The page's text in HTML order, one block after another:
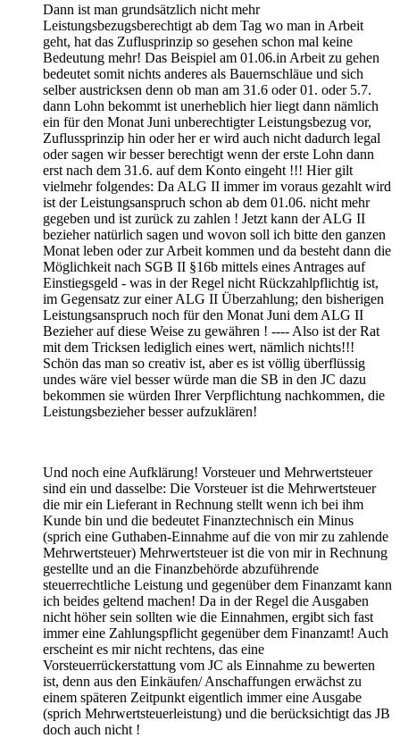
Dann ist man grundsätzlich nicht mehr
Leistungsbezugsberechtigt ab dem Tag wo man in Arbeit
geht, hat das Zuflusprinzip so gesehen schon mal keine
Bedeutung mehr! Das Beispiel am 01.06.in Arbeit zu gehen
bedeutet somit nichts anderes als Bauernschläue und sich
selber austricksen denn ob man am 31.6 oder 01. oder 5.7.
dann Lohn bekommt ist unerheblich hier liegt dann nämlich
ein für den Monat Juni unberechtigter Leistungsbezug vor,
Zuflussprinzip hin oder her er wird auch nicht dadurch legal
oder sagen wir besser berechtigt wenn der erste Lohn dann
erst nach dem 31.6. auf dem Konto eingeht !!! Hier gilt
vielmehr folgendes: Da ALG II immer im voraus gezahlt wird
ist der Leistungsanspruch schon ab dem 01.06. nicht mehr
gegeben und ist zurück zu zahlen ! Jetzt kann der ALG II
bezieher natürlich sagen und wovon soll ich bitte den ganzen
Monat leben oder zur Arbeit kommen und da besteht dann die
Möglichkeit nach SGB II §16b mittels eines Antrages auf
Einstiegsgeld - was in der Regel nicht Rückzahlpflichtig ist,
im Gegensatz zur einer ALG II Überzahlung; den bisherigen
Leistungsanspruch noch für den Monat Juni dem ALG II
Bezieher auf diese Weise zu gewähren ! ---- Also ist der Rat
mit dem Tricksen lediglich eines wert, nämlich nichts!!!
Schön das man so creativ ist, aber es ist völlig überflüssig
undes wäre viel besser würde man die SB in den JC dazu
bekommen sie würden Ihrer Verpflichtung nachkommen, die
Leistungsbezieher besser aufzuklären!
Und noch eine Aufklärung! Vorsteuer und Mehrwertsteuer
sind ein und dasselbe: Die Vorsteuer ist die Mehrwertsteuer
die mir ein Lieferant in Rechnung stellt wenn ich bei ihm
Kunde bin und die bedeutet Finanztechnisch ein Minus
(sprich eine Guthaben-Einnahme auf die von mir zu zahlende
Mehrwertsteuer) Mehrwertsteuer ist die von mir in Rechnung
gestellte und an die Finanzbehörde abzuführende
steuerrechtliche Leistung und gegenüber dem Finanzamt kann
ich beides geltend machen! Da in der Regel die Ausgaben
nicht höher sein sollten wie die Einnahmen, ergibt sich fast
immer eine Zahlungspflicht gegenüber dem Finanzamt! Auch
erscheint es mir nicht rechtens, das eine
Vorsteuerrückerstattung vom JC als Einnahme zu bewerten
ist, denn aus den Einkäufen/ Anschaffungen erwächst zu
einem späteren Zeitpunkt eigentlich immer eine Ausgabe
(sprich Mehrwertsteuerleistung) und die berücksichtigt das JB
doch auch nicht !